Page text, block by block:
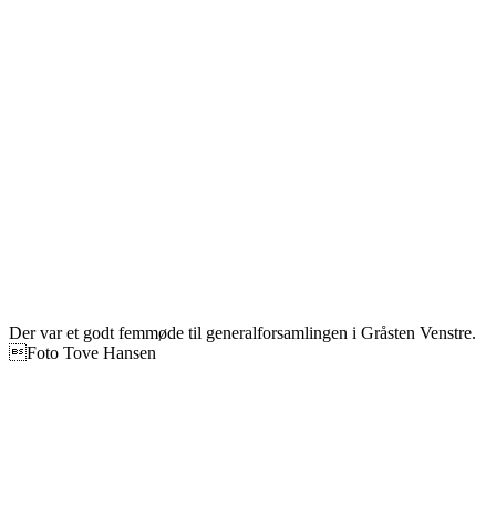
Der var et godt femmøde til generalforsamlingen i Gråsten Venstre.
Foto Tove Hansen